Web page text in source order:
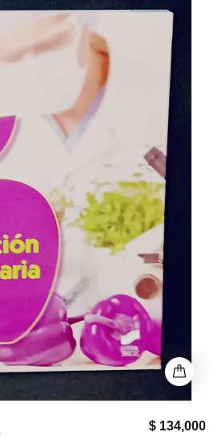
$ 134,000